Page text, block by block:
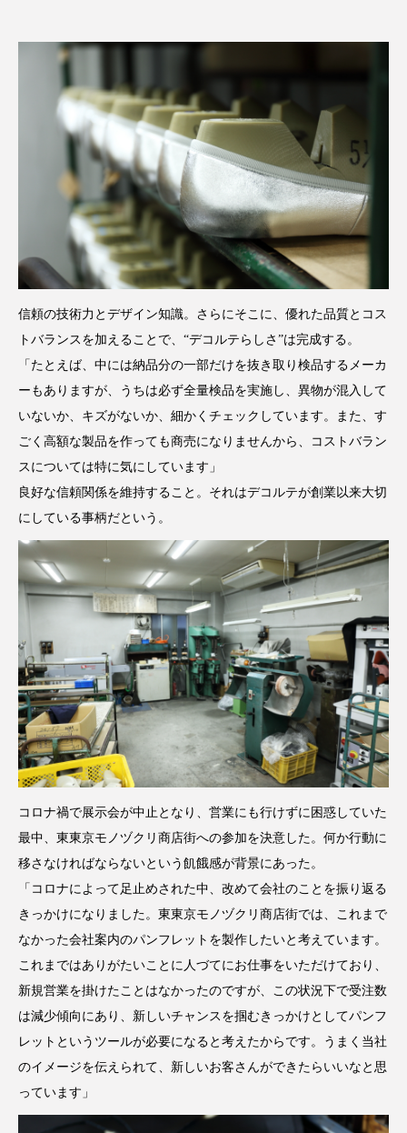
信頼の技術力とデザイン知識。さらにそこに、優れた品質とコス
トバランスを加えることで、“デコルテらしさ”は完成する。
「たとえば、中には納品分の一部だけを抜き取り検品するメーカ
ーもありますが、うちは必ず全量検品を実施し、異物が混入して
いないか、キズがないか、細かくチェックしています。また、す
ごく高額な製品を作っても商売になりませんから、コストバラン
スについては特に気にしています」
良好な信頼関係を維持すること。それはデコルテが創業以来大切
にしている事柄だという。
コロナ禍で展示会が中止となり、営業にも行けずに困惑していた
最中、東東京モノヅクリ商店街への参加を決意した。何か行動に
移さなければならないという飢餓感が背景にあった。
「コロナによって足止めされた中、改めて会社のことを振り返る
きっかけになりました。東東京モノヅクリ商店街では、これまで
なかった会社案内のパンフレットを製作したいと考えています。
これまではありがたいことに人づてにお仕事をいただけており、
新規営業を掛けたことはなかったのですが、この状況下で受注数
は減少傾向にあり、新しいチャンスを掴むきっかけとしてパンフ
レットというツールが必要になると考えたからです。うまく当社
のイメージを伝えられて、新しいお客さんができたらいいなと思
っています」